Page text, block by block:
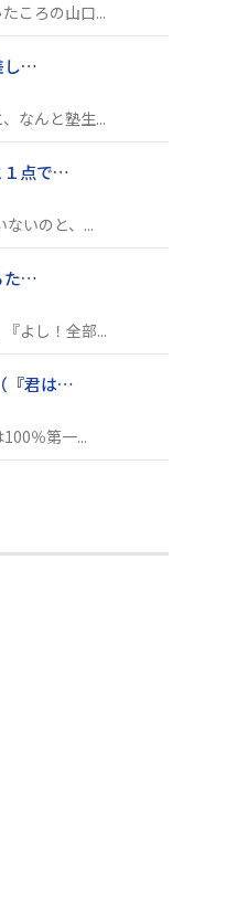
ころの山口...
し…
なんと塾生...
１点で…
いのと、...
た…
よし！全部...
『君は…
％第一...